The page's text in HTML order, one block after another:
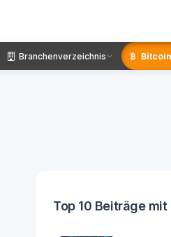
Branchenverzeichnis
Top 10 Beiträge